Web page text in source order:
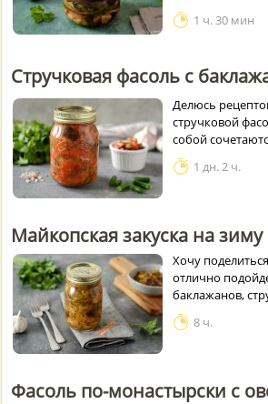
1 ч. 30 мин
Стручковая фасоль с
Делюсь
стручковой
собой
1 дн. 2 ч.
Майкопская закуска на зиму
Хочу
отлично
баклажанов,
8 ч.
Фасоль по-монастырски с